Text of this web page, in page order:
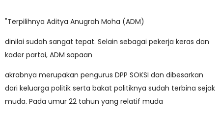
"Terpilihnya Aditya Anugrah Moha (ADM)
dinilai sudah sangat tepat. Selain sebagai pekerja keras dan
kader partai, ADM sapaan
akrabnya merupakan pengurus DPP SOKSI dan dibesarkan
dari keluarga politik serta bakat politiknya sudah terbina sejak
muda. Pada umur 22 tahun yang relatif muda